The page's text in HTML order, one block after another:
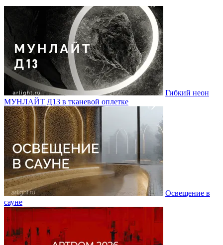
Гибкий неон
МУНЛАЙТ Д13 в тканевой оплетке
Освещение в
сауне